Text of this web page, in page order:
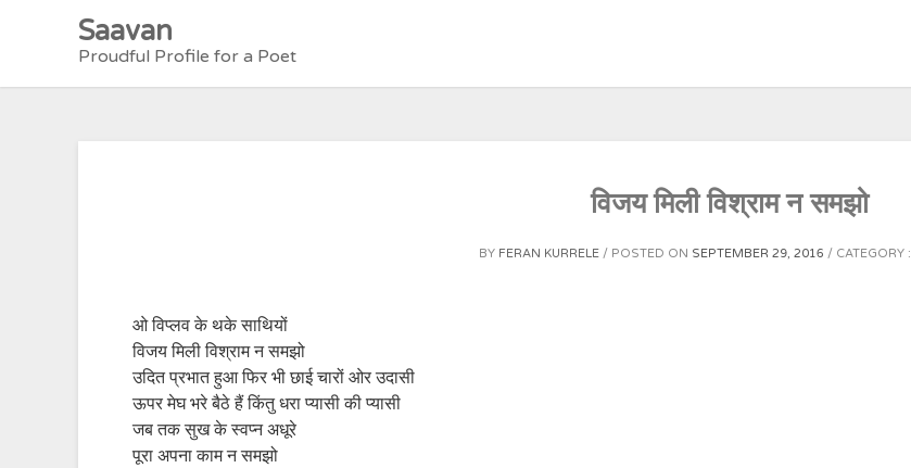
Saavan
Proudful Profile for a Poet
विजय मिली विश्राम न समझो
BY FERAN KURRELE POSTED ON SEPTEMBER 29, 2016 CATEGORY :
ओ विप्लव के थके साथियों
विजय मिली विश्राम न समझो
उदित प्रभात हुआ फिर भी छाई चारों ओर उदासी
ऊपर मेघ भरे बैठे हैं किंतु धरा प्यासी की प्यासी
जब तक सुख के स्वप्न अधूरे
पूरा अपना काम न समझो